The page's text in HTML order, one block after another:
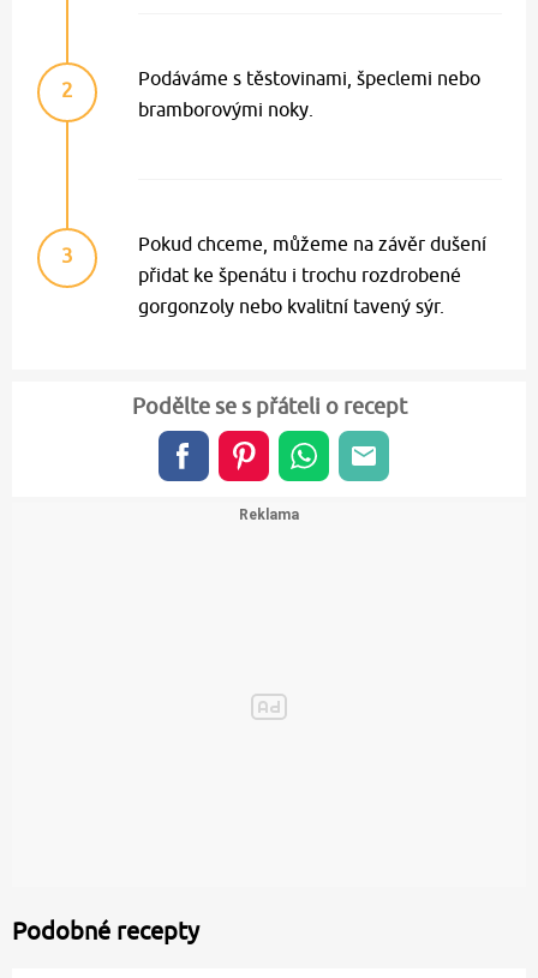
2
Podáváme s těstovinami, špeclemi nebo
bramborovými noky.
3
Pokud chceme, můžeme na závěr dušení
přidat ke špenátu i trochu rozdrobené
gorgonzoly nebo kvalitní tavený sýr.
Podělte se s přáteli o recept
Podobné recepty